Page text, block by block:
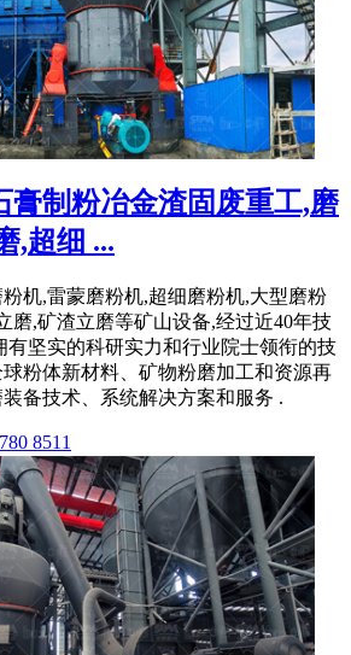
膏制粉冶金渣固废重工,磨
,超细 ...
机,雷蒙磨粉机,超细磨粉机,大型磨粉
磨,矿渣立磨等矿山设备,经过近40年技
有坚实的科研实力和行业院士领衔的技
粉体新材料、矿物粉磨加工和资源再
备技术、系统解决方案和服务 .
8511